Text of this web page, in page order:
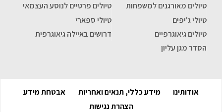
טיולים מאורגנים למשפחות
טיולים פרטיים לנוסע העצמאי
טיולי ג'יפים
טיולי ספארי
טיולים גיאוגרפיים
דרושים באיילה גיאוגרפית
הסדר מגן עליון
אודותינו מידע כללי, תנאים ואחריות
אבטחת מידע
הצהרת נגישות